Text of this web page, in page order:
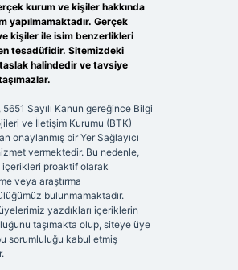
kurum ve kişiler hakkında
yapılmamaktadır. Gerçek
kişiler ile isim benzerlikleri
tesadüfidir. Sitemizdeki
halindedir ve tavsiye
Sayılı Kanun gereğince Bilgi
ve İletişim Kurumu (BTK)
onaylanmış bir Yer Sağlayıcı
vermektedir. Bu nedenle,
proaktif olarak
veya araştırma
bulunmamaktadır.
yazdıkları içeriklerin
taşımakta olup, siteye üye
sorumluluğu kabul etmiş